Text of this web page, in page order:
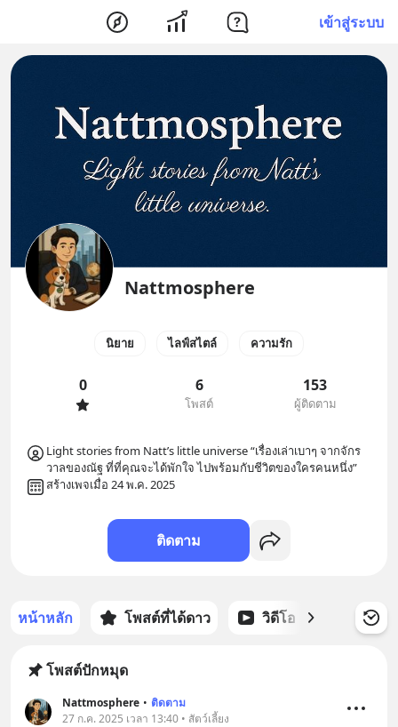
เข้าสู่ระบบ
Nattmosphere
นิยาย ไลฟ์สไตล์ ความรัก
0 6
โพสต์
153
ผู้ติดตาม
Light stories from Natt’s little universe “เรื่องเล่าเบาๆ จากจักร
วาลของณัฐ ที่ที่คุณจะได้พักใจ ไปพร้อมกับชีวิตของใครคนหนึ่ง”
สร้างเพจเมื่อ 24 พ.ค. 2025
ติดตาม
หน้าหลัก โพสต์ที่ได้ดาว วิดีโอ พอดแ
โพสต์ปักหมุด
Nattmosphere • ติดตาม
27 ก.ค. 2025 เวลา 13:40 • สัตว์เลี้ยง